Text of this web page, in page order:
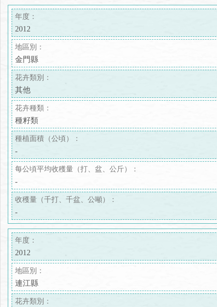
年度：
2012
地區別：
金門縣
花卉類別：
其他
花卉種類：
種籽類
種植面積（公頃）：
-
每公頃平均收穫量（打、盆、公斤）：
-
收穫量（千打、千盆、公噸）：
-
年度：
2012
地區別：
連江縣
花卉類別：